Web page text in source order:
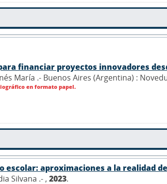
financiar proyectos innovadores
María .- Buenos Aires (Argentina) :
en formato papel.
escolar: aproximaciones a la realidad
Silvana .- , 2023.